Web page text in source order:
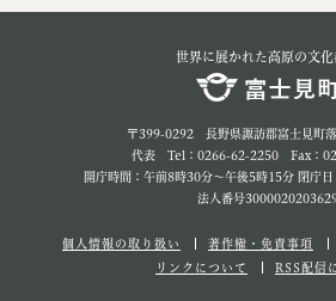
世界に展かれた高原の文化
〒399-0292 長野県諏訪郡富士見町
代表 Tel：0266-62-2250 Fax：
開庁時間：午前8時30分～午後5時15分 閉庁
法人番号
個人情報の取り扱い 著作権・免責事項
リンクについて
RSS配信